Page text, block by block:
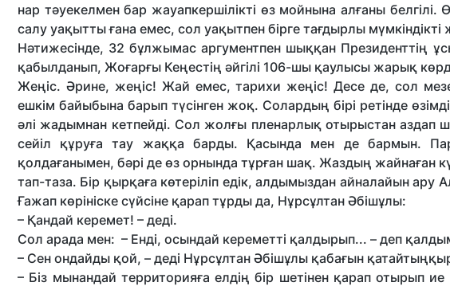
нар тәуекелмен бар жауапкершілікті өз мойнына алғаны
салу уақытты ғана емес, сол уақытпен бірге тағдырлы мүмкіндікті
Нәтижесінде, 32 бұлжымас аргу­мент­пен шыққан Президенттің
қабылданып, Жоғарғы Кеңес­тің әйгілі 106-шы қаулысы жарық
Жеңіс. Әрине, жеңіс! Жай емес, тарихи жеңіс! Десе де, сол
ешкім байыбына барып түсінген жоқ. Солардың бірі ретінде
әлі жадымнан кетпейді. Сол жолғы пленарлық отырыстан аздап
сейiл құруға тау жаққа барды. Қасында мен де бармын.
қолдағанымен, бәрi де өз орнында тұрған шақ. Жаздың жайнаған
тап-таза. Бiр қырқаға көтерiлiп едiк, алдымыздан айналайын
Ғажап көрiнiске сүйсiне қарап тұрды да, Нұрсұлтан Әбiшұлы:
– Қандай керемет! – дедi.
Сол арада мен: – Енді, осындай кереметтi қалды­рып... – деп
– Сен ондайды қой, – дедi Нұрсұлтан Әбiшұлы қабағын
– Бiз мынандай территорияға елдiң бiр шетiнен қарап отырып